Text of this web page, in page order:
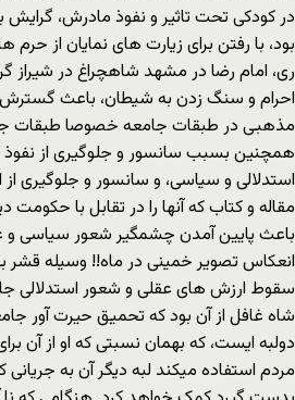
در کودکی تحت تاثیر و نفوذ مادرش، گرایش
بود، با رفتن برای زیارت های نمایان از
ری، امام رضا در مشهد شاهچراغ در شیراز
احرام و سنگ زدن به شیطان، باعث
مذهبی در طبقات جامعه خصوصا طبقات
همچنین بسبب سانسور و جلوگیری از نفوذ
استدلالی و سیاسی، و سانسور و جلوگیری
مقاله و کتاب که آنها را در تقابل با
باعث پایین آمدن چشمگیر شعور سیاسی و
انعکاس تصویر خمینی در ماه!! وسیله قشر
شاه غافل از آن بود که تحمیق حیرت آور
دولبه ایست، که بهمان نسبتی که او از آن
مردم استفاده میکند لبه دیگر آن به